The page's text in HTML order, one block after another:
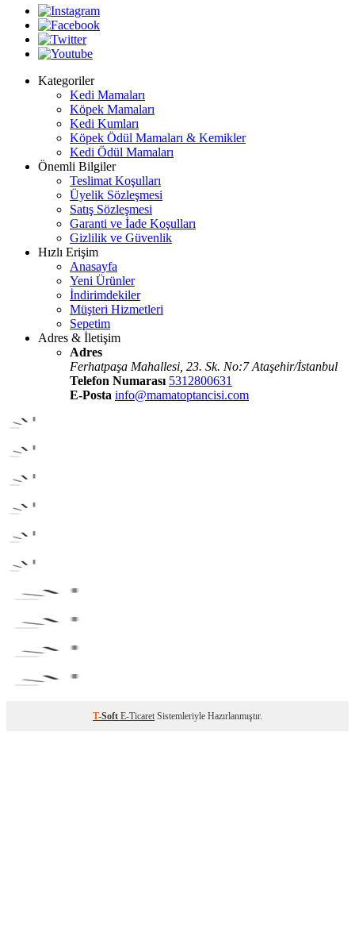
Kategoriler
Kedi Mamaları
Köpek Mamaları
Kedi Kumları
Köpek Ödül Mamaları & Kemikler
Kedi Ödül Mamaları
Önemli Bilgiler
Teslimat Koşulları
Üyelik Sözleşmesi
Satış Sözleşmesi
Garanti ve İade Koşulları
Gizlilik ve Güvenlik
Hızlı Erişim
Anasayfa
Yeni Ürünler
İndirimdekiler
Müşteri Hizmetleri
Sepetim
Adres & İletişim
Adres
Ferhatpaşa Mahallesi, 23. Sk. No:7 Ataşehir/İstanbul
Telefon Numarası 5312800631
E-Posta info@mamatoptancisi.com
T-Soft E-Ticaret Sistemleriyle Hazırlanmıştır.